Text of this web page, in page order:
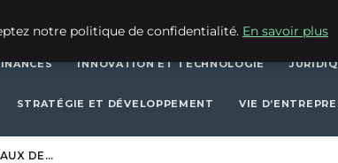
INNOVATION ET TECHNOLOGIE
STRATÉGIE ET DÉVELOPPEMENT VIE
DE…
notre politique de confidentialité. En savoir plus